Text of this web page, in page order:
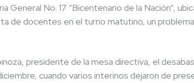
General No. 17 “Bicentenario de la Nación”,
de docentes en el turno matutino, un
presidente de la mesa directiva, el
cuando varios interinos dejaron de